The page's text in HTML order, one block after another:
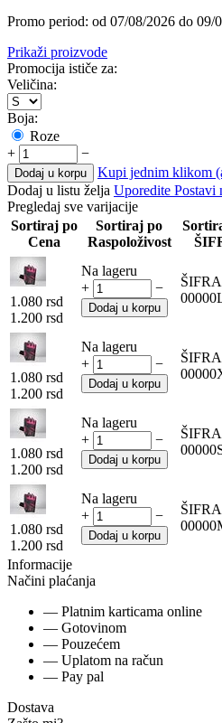
Promo period: od 07/08/2026 do 09/
Prikaži proizvode
Promocija ističe za:
Veličina:
Boja:
Roze
+
−
Dodaj u korpu
Kupi jednim klikom
Dodaj u listu želja Uporedite Postavi
Pregledaj sve varijacije
Sortiraj po
Cena
Sortiraj po
Raspoloživost
1.080 rsd
1.200 rsd
Na lageru
+
−
Dodaj u korpu
1.080 rsd
1.200 rsd
Na lageru
+
−
Dodaj u korpu
1.080 rsd
1.200 rsd
Na lageru
+
−
Dodaj u korpu
1.080 rsd
1.200 rsd
Na lageru
+
−
Dodaj u korpu
Informacije
Načini plaćanja
— Platnim karticama online
— Gotovinom
— Pouzećem
— Uplatom na račun
— Pay pal
Dostava